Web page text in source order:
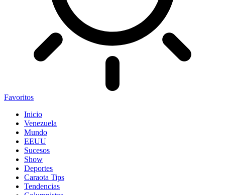
Favoritos
Inicio
Venezuela
Mundo
EEUU
Sucesos
Show
Deportes
Caraota Tips
Tendencias